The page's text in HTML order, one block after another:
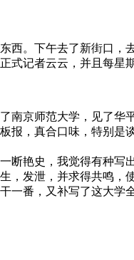
西。下午去了新街口，
式记者云云，并且每星
南京师范大学，见了华平
报，真合口味，特别是
断艳史，我觉得有种写
，发泄，并求得共鸣，
一番，又补写了这大学